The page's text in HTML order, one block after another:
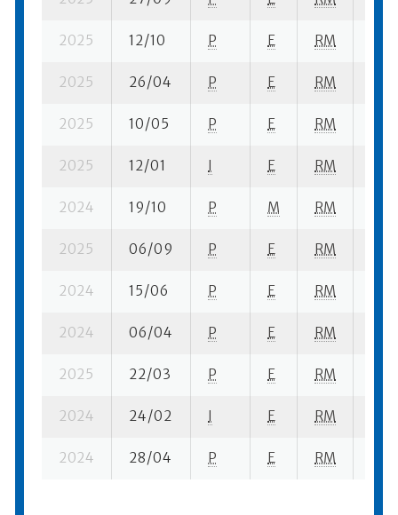
2025 12/10 P E RM
2025 26/04 P E RM
2025 10/05 P E RM
2025 12/01 I E RM
2024 19/10 P M RM
2025 06/09 P E RM
2024 15/06 P E RM
2024 06/04 P E RM
2025 22/03 P E RM
2024 24/02 I E RM
2024 28/04 P E RM